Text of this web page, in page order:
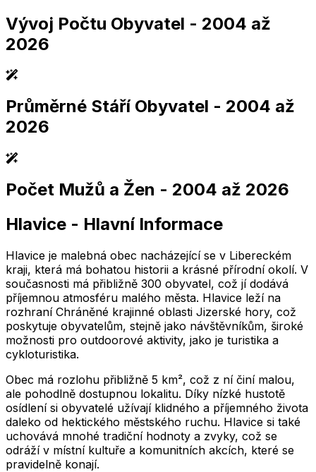
Vývoj Počtu Obyvatel - 2004 až
2026
2,005 2,010 2,015 2,020 2,025
2,005 2,010 2,015 2,020 2,025
Průměrné Stáří Obyvatel - 2004 až
2026
2,005 2,010 2,015 2,020 2,025
2,005 2,010 2,015 2,020 2,025
Počet Mužů a Žen - 2004 až 2026
Hlavice - Hlavní Informace
Hlavice je malebná obec nacházející se v Libereckém
kraji, která má bohatou historii a krásné přírodní okolí. V
současnosti má přibližně 300 obyvatel, což jí dodává
příjemnou atmosféru malého města. Hlavice leží na
rozhraní Chráněné krajinné oblasti Jizerské hory, což
poskytuje obyvatelům, stejně jako návštěvníkům, široké
možnosti pro outdoorové aktivity, jako je turistika a
cykloturistika.
Obec má rozlohu přibližně 5 km², což z ní činí malou,
ale pohodlně dostupnou lokalitu. Díky nízké hustotě
osídlení si obyvatelé užívají klidného a příjemného života
daleko od hektického městského ruchu. Hlavice si také
uchovává mnohé tradiční hodnoty a zvyky, což se
odráží v místní kultuře a komunitních akcích, které se
pravidelně konají.